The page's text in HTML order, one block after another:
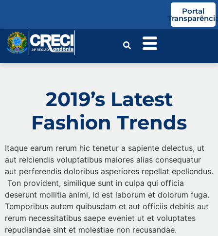
Portal
2019’s Latest
Fashion Trends
Itaque earum rerum hic tenetur a sapiente delectus, ut
aut reiciendis voluptatibus maiores alias consequatur
aut perferendis doloribus asperiores repellat epellendus.
Ton provident, similique sunt in culpa qui officia
deserunt mollitia animi, id est laborum et dolorum fuga.
Temporibus autem quibusdam et aut officiis debitis aut
rerum necessitatibus saepe eveniet ut et voluptates
repudiandae sint et molestiae non recusandae.